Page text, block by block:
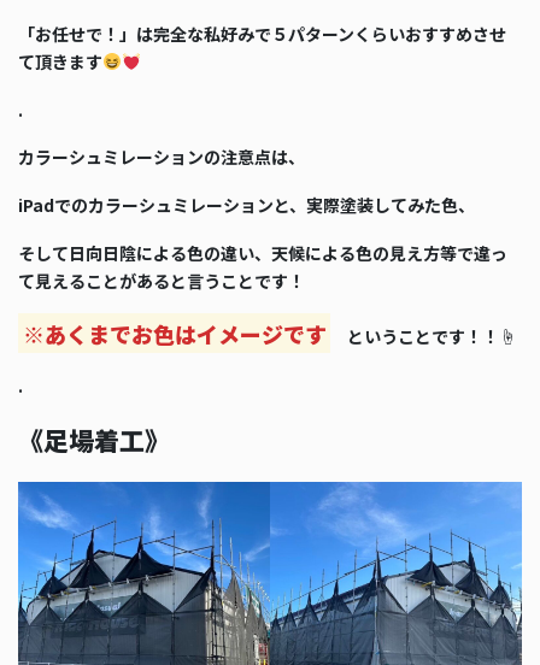
「お任せで！」は完全な私好みで５パターンくらいおすすめさせ
て頂きます
.
カラーシュミレーションの注意点は、
iPadでのカラーシュミレーションと、実際塗装してみた色、
そして日向日陰による色の違い、天候による色の見え方等で違っ
て見えることがあると言うことです！
※あくまでお色はイメージです ということです！！☝️
.
《足場着工》